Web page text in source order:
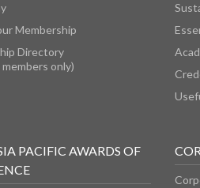
Membership
Directory
only)
PACIFIC AWARDS OF